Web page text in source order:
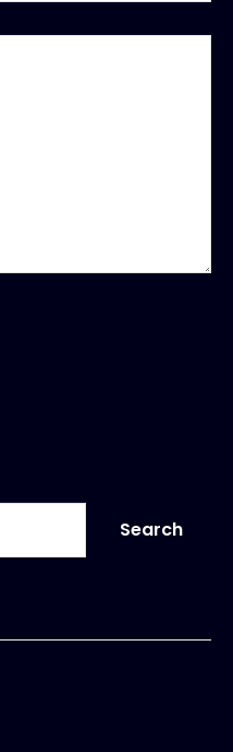
Search